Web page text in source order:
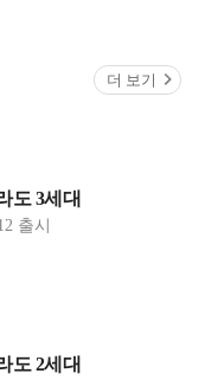
더 보기
도 3세대
출시
도 2세대